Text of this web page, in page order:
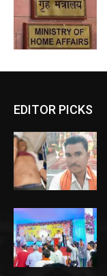
EDITOR PICKS